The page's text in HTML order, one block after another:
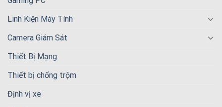
Linh Kiện Máy Tính
Camera Giám Sát
Thiết Bị Mạng
Thiết bị chống trộm
Định vị xe